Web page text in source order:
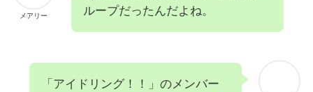
メアリー
ループだったんだよね。
「アイドリング！！」のメンバー